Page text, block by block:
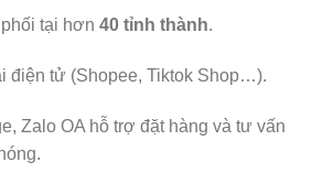
tại hơn 40 tỉnh thành.
điện tử (Shopee, Tiktok Shop…).
Zalo OA hỗ trợ đặt hàng và tư vấn